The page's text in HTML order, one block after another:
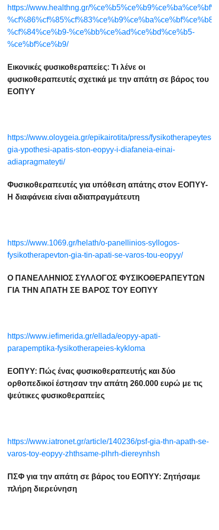
https://www.healthng.gr/
%cf%84%ce%b9-%ce%bb%ce%ad%ce%bd%ce%b5-
%ce%bf%ce%b9/
Εικονικές φυσικοθεραπείες: Τι λένε οι
φυσικοθεραπευτές σχετικά με την απάτη σε βάρος του
ΕΟΠΥΥ
https://www.oloygeia.gr/epikairotita/press/fysikotherapeytes-
gia-ypothesi-apatis-ston-eopyy-i-diafaneia-einai-
adiapragmateyti/
Φυσικοθεραπευτές για υπόθεση απάτης στον ΕΟΠΥΥ-
Η διαφάνεια είναι αδιαπραγμάτευτη
https://www.1069.gr/helath/o-panellinios-syllogos-
fysikotherapevton-gia-tin-apati-se-varos-tou-eopyy/
Ο ΠΑΝΕΛΛΗΝΙΟΣ ΣΥΛΛΟΓΟΣ ΦΥΣΙΚΟΘΕΡΑΠΕΥΤΩΝ
ΓΙΑ ΤΗΝ ΑΠΑΤΗ ΣΕ ΒΑΡΟΣ ΤΟΥ ΕΟΠΥΥ
https://www.iefimerida.gr/ellada/eopyy-apati-
parapemptika-fysikotherapeies-kykloma
ΕΟΠΥΥ: Πώς ένας φυσικοθεραπευτής και δύο
ορθοπεδικοί έστησαν την απάτη 260.000 ευρώ με τις
ψεύτικες φυσικοθεραπείες
https://www.iatronet.gr/article/140236/psf-gia-thn-apath-se-
varos-toy-eopyy-zhthsame-plhrh-diereynhsh
ΠΣΦ για την απάτη σε βάρος του ΕΟΠΥΥ: Ζητήσαμε
πλήρη διερεύνηση